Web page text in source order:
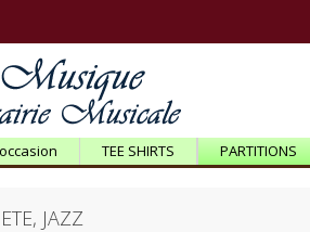
TEE SHIRTS PARTITIONS
JAZZ